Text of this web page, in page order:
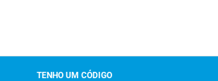
TENHO UM CÓDIGO